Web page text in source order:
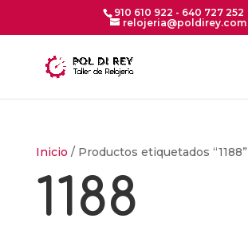
910 610 922 - 640 727 252
relojeria@poldirey.com
Inicio / Productos etiquetados “1188”
1188